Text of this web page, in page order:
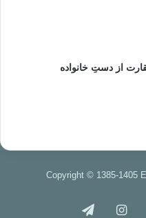
از دستِ خانواده
Copyright © 1385-1405
اینستاگرام